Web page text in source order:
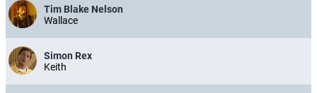
Tim Blake Nelson
Wallace
Simon Rex
Keith